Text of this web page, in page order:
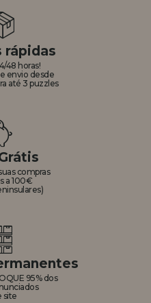
rápidas
48 horas!
envio desde
até 3 puzzles
compras
a 100€
95% dos
site